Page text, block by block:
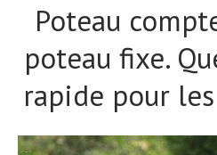
Poteau
poteau fixe.
rapide pour les